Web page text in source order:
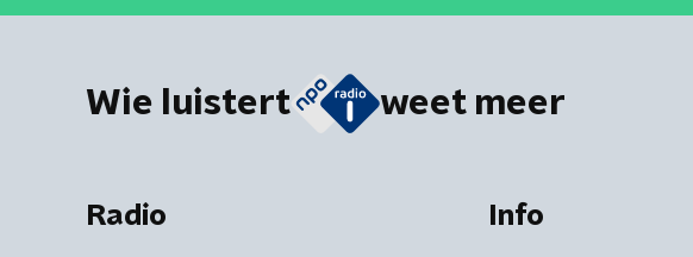
Wie luistert weet meer
Radio Info